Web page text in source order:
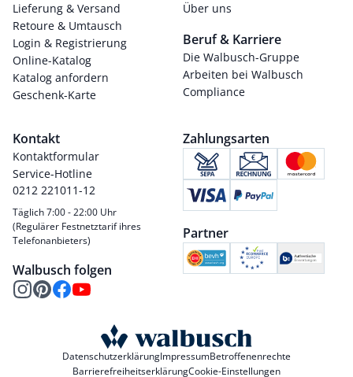
Lieferung & Versand
Retoure & Umtausch
Login & Registrierung
Online-Katalog
Katalog anfordern
Geschenk-Karte
Über uns
Beruf & Karriere
Die Walbusch-Gruppe
Arbeiten bei Walbusch
Compliance
Kontakt
Kontaktformular
Service-Hotline
0212 221011-12
Täglich 7:00 - 22:00 Uhr
(Regulärer Festnetztarif ihres
Telefonanbieters)
Walbusch folgen
Zahlungsarten
Partner
DatenschutzerklärungImpressumBetroffenenrechte
BarrierefreiheitserklärungCookie-Einstellungen